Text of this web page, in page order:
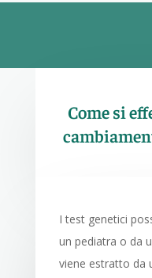
Come si
I test genetici
un pediatra o da
viene estratto da